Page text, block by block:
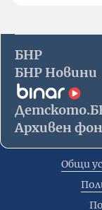
БНР
БНР Новини
Архивен
Общи